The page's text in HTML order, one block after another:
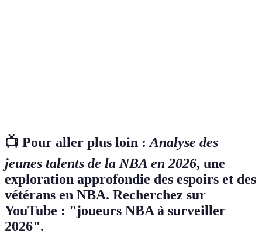
📺 Pour aller plus loin :Analyse des
jeunes talents de la NBA en 2026, une
exploration approfondie des espoirs et des
vétérans en NBA. Recherchez sur
YouTube : "joueurs NBA à surveiller
2026".